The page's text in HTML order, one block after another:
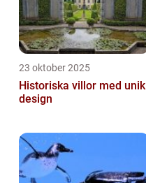
23 oktober 2025
Historiska villor med unik
design